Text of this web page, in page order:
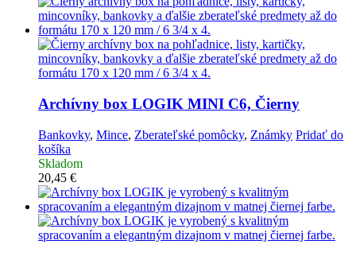
Archívny box LOGIK MINI C6, Čierny
Bankovky, Mince, Zberateľské pomôcky, Známky Pridať do
košíka
Skladom
20,45 €